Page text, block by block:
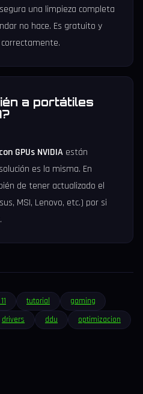
una limpieza completa
no hace. Es gratuito y
a portátiles
GPUs NVIDIA están
es la misma. En
de tener actualizado el
MSI, Lenovo, etc.) por si
tutorial
gaming
drivers ddu
optimizacion